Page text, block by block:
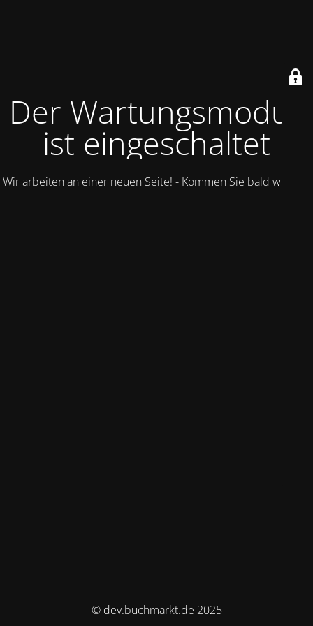
Der Wartungsmodus
ist eingeschaltet
Wir arbeiten an einer neuen Seite! - Kommen Sie bald wieder.
© dev.buchmarkt.de 2025